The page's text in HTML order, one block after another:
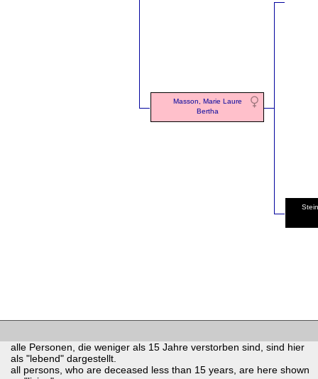
Masson, Marie Laure
Bertha
alle Personen, die weniger als 15 Jahre verstorben sind, sind hier
als "lebend" dargestellt.
all persons, who are deceased less than 15 years, are here shown